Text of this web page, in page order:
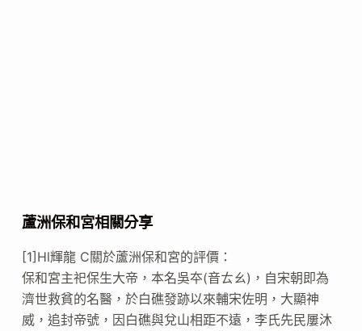
蘆洲保和宮相關分享
[1]Hl輝龍 C關於蘆洲保和宮的評價：
保和宮主祀保生大帝，本名吳夲(音ㄊㄠ)，自宋朝即為
濟世救貧的名醫，於白礁發跡以來輔宋佐明，大顯神
威，追封帝號，因白礁與兌山相距不遠，李氏先民屢沐